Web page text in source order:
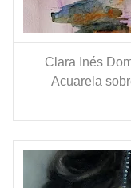
Clara Inés
Acuarela